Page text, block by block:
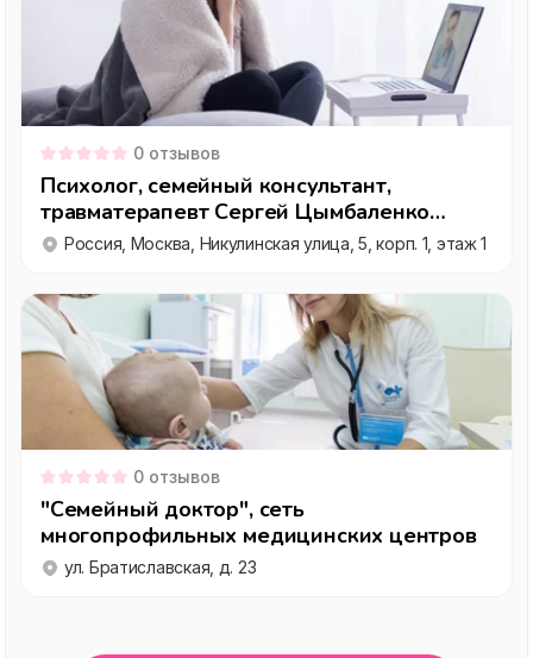
0 отзывов
Психолог, семейный консультант,
травматерапевт Сергей Цымбаленко
(Психологическая служба )
Россия, Москва, Никулинская улица, 5, корп. 1, этаж 1
0 отзывов
"Семейный доктор", сеть
многопрофильных медицинских центров
ул. Братиславская, д. 23